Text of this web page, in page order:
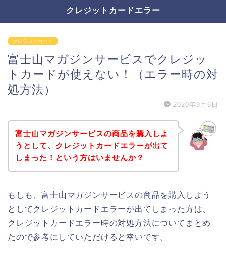
クレジットカードエラー
クレジットカード
富士山マガジンサービスでクレジッ
トカードが使えない！（エラー時の対
処方法）
2020年9月6日
富士山マガジンサービスの商品を購入しよ
うとして、クレジットカードエラーが出て
しまった！という方はいませんか？
もしも、富士山マガジンサービスの商品を購入しよう
としてクレジットカードエラーが出てしまった方は、
クレジットカードエラー時の対処方法についてまとめ
たので参考にしていただけると幸いです。